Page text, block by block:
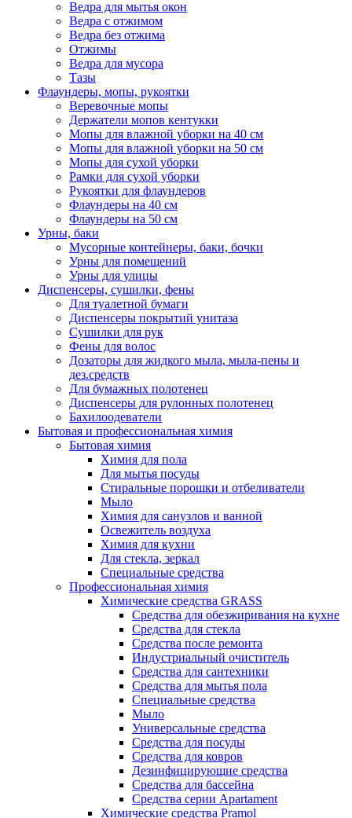
Ведра для мытья окон
Ведра с отжимом
Ведра без отжима
Отжимы
Ведра для мусора
Тазы
Флаундеры, мопы, рукоятки
Веревочные мопы
Держатели мопов кентукки
Мопы для влажной уборки на 40 см
Мопы для влажной уборки на 50 см
Мопы для сухой уборки
Рамки для сухой уборки
Рукоятки для флаундеров
Флаундеры на 40 см
Флаундеры на 50 см
Урны, баки
Мусорные контейнеры, баки, бочки
Урны для помещений
Урны для улицы
Диспенсеры, сушилки, фены
Для туалетной бумаги
Диспенсеры покрытий унитаза
Сушилки для рук
Фены для волос
Дозаторы для жидкого мыла, мыла-пены и
дез.средств
Для бумажных полотенец
Диспенсеры для рулонных полотенец
Бахилоодеватели
Бытовая и профессиональная химия
Бытовая химия
Химия для пола
Для мытья посуды
Стиральные порошки и отбеливатели
Мыло
Химия для санузлов и ванной
Освежитель воздуха
Химия для кухни
Для стекла, зеркал
Специальные средства
Профессиональная химия
Химические средства GRASS
Средства для обезжиривания на кухне
Средства для стекла
Средства после ремонта
Индустриальный очиститель
Средства для сантехники
Средства для мытья пола
Специальные средства
Мыло
Универсальные средства
Средства для посуды
Средства для ковров
Дезинфицирующие средства
Средства для бассейна
Средства серии Apartament
Химические средства Pramol